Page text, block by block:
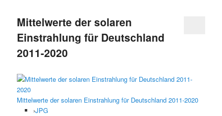
Mittelwerte der solaren
Einstrahlung für Deutschland
2011-2020
Mittelwerte der solaren Einstrahlung für Deutschland 2011-2020
›JPG